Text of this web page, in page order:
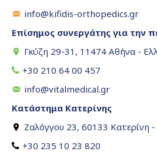
info@kifidis-orthopedics.gr
Επίσημος συνεργάτης για την
Γκύζη 29-31, 11474 Αθήνα -
+30 210 64 00 457
info@vitalmedical.gr
Κατάστημα Κατερίνης
Ζαλόγγου 23, 60133 Κατερίνη
+30 235 10 23 820